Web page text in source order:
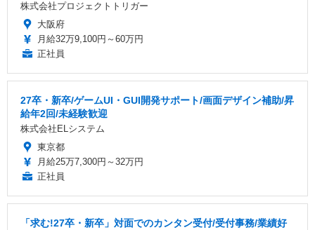
株式会社プロジェクトトリガー
大阪府
月給32万9,100円～60万円
正社員
27卒・新卒/ゲームUI・GUI開発サポート/画面デザイン補助/昇
給年2回/未経験歓迎
株式会社ELシステム
東京都
月給25万7,300円～32万円
正社員
「求む!27卒・新卒」対面でのカンタン受付/受付事務/業績好